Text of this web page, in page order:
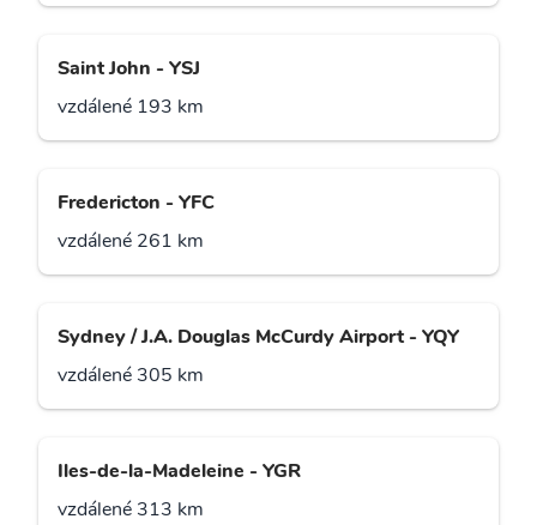
Saint John - YSJ
vzdálené 193 km
Fredericton - YFC
vzdálené 261 km
Sydney / J.A. Douglas McCurdy Airport - YQY
vzdálené 305 km
Iles-de-la-Madeleine - YGR
vzdálené 313 km